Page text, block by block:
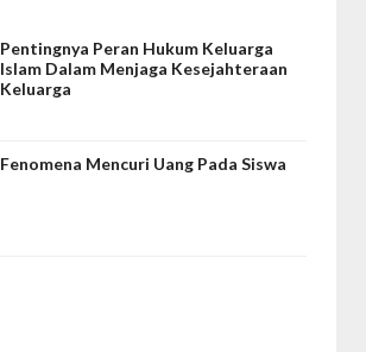
Pentingnya Peran Hukum Keluarga
Islam Dalam Menjaga Kesejahteraan
Keluarga
Fenomena Mencuri Uang Pada Siswa